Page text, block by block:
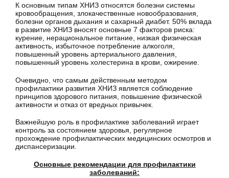
К основным типам ХНИЗ относятся болезни системы
кровообращения, злокачественные новообразования,
болезни органов дыхания и сахарный диабет. 50% вклада
в развитие ХНИЗ вносят основные 7 факторов риска:
курение, нерациональное питание, низкая физическая
активность, избыточное потребление алкоголя,
повышенный уровень артериального давления,
повышенный уровень холестерина в крови, ожирение.
Очевидно, что самым действенным методом
профилактики развития ХНИЗ является соблюдение
принципов здорового питания, повышение физической
активности и отказ от вредных привычек.
Важнейшую роль в профилактике заболеваний играет
контроль за состоянием здоровья, регулярное
прохождение профилактических медицинских осмотров и
диспансеризации.
Основные рекомендации для профилактики
заболеваний: